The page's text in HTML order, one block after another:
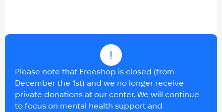
Please note that Freeshop is closed (from
December the 1st) and we no longer receive
private donations at our center. We will continue
to focus on mental health support and